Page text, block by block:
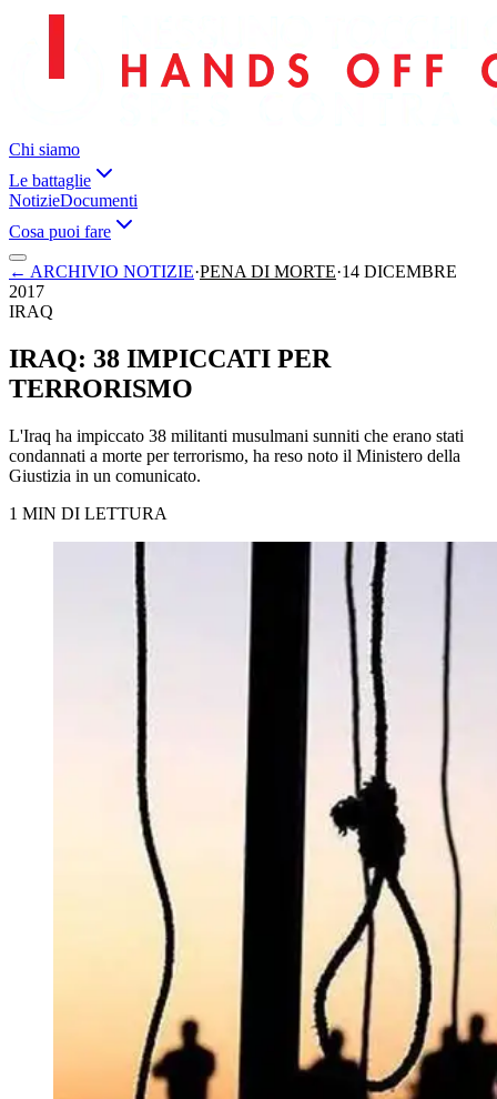
Chi siamo
Le battaglie
NotizieDocumenti
Cosa puoi fare
← ARCHIVIO NOTIZIE·PENA DI MORTE·14 DICEMBRE
2017
IRAQ
IRAQ: 38 IMPICCATI PER
TERRORISMO
L'Iraq ha impiccato 38 militanti musulmani sunniti che erano stati
condannati a morte per terrorismo, ha reso noto il Ministero della
Giustizia in un comunicato.
1 MIN DI LETTURA